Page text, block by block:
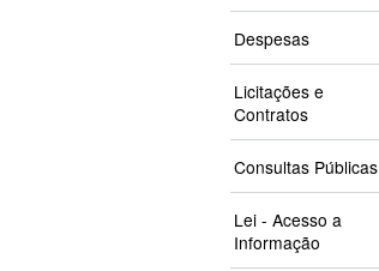
Despesas
Licitações e
Contratos
Consultas Públicas
Lei - Acesso a
Informação